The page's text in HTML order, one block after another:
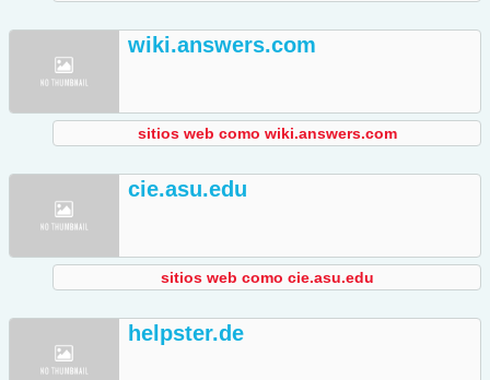
wiki.answers.com
sitios web como wiki.answers.com
cie.asu.edu
sitios web como cie.asu.edu
helpster.de